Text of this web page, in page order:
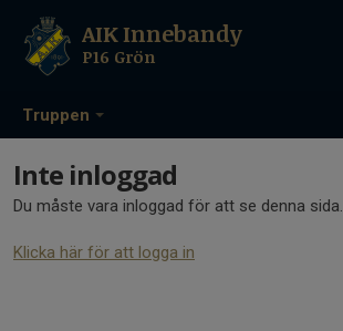
Truppen
AIK Innebandy
P16 Grön
Inte inloggad
Du måste vara inloggad för att se denna sida.
Klicka här för att logga in